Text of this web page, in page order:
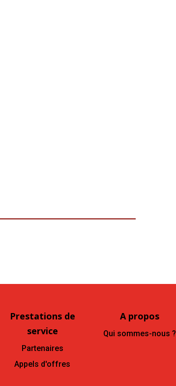
Prestations de
service
Partenaires
Appels d'offres
A propos
Qui sommes-nous ?